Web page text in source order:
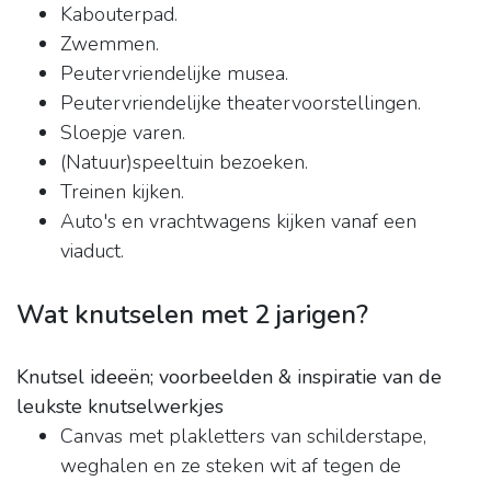
Kabouterpad.
Zwemmen.
Peutervriendelijke musea.
Peutervriendelijke theatervoorstellingen.
Sloepje varen.
(Natuur)speeltuin bezoeken.
Treinen kijken.
Auto's en vrachtwagens kijken vanaf een
viaduct.
Wat knutselen met 2 jarigen?
Knutsel ideeën; voorbeelden & inspiratie van de
leukste knutselwerkjes
Canvas met plakletters van schilderstape,
weghalen en ze steken wit af tegen de